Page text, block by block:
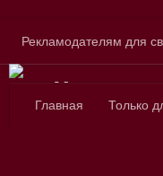
Рекламодателям для
Сайт
Главная Только